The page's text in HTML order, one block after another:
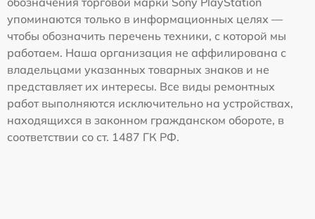
упоминаются только в информационных целях —
чтобы обозначить перечень техники, с которой мы
работаем. Наша организация не аффилирована с
владельцами указанных товарных знаков и не
представляет их интересы. Все виды ремонтных
работ выполняются исключительно на устройствах,
находящихся в законном гражданском обороте, в
соответствии со ст. 1487 ГК РФ.